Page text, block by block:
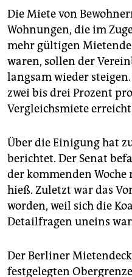
Die Miete von
Wohnungen, die im
mehr gültigen
waren, sollen der
langsam wieder
zwei bis drei Prozent
Vergleichsmiete
Über die Einigung hat
berichtet. Der Senat
der kommenden Woche
hieß. Zuletzt war das
worden, weil sich die
Detailfragen uneins
Der Berliner
festgelegten